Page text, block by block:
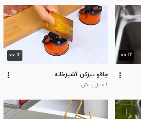
۰۰:۱۲ ۰۰:۱۲
چاقو تیزکن آشپزخانه
۲ سال پیش